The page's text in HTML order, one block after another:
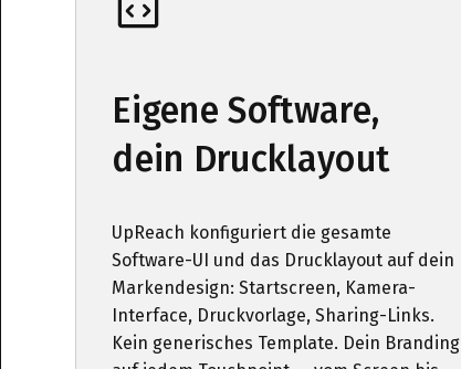
Eigene Software,
dein Drucklayout
UpReach konfiguriert die gesamte
Software-UI und das Drucklayout auf dein
Markendesign: Startscreen, Kamera-
Interface, Druckvorlage, Sharing-Links.
Kein generisches Template. Dein Branding